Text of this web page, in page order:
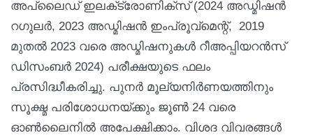
അപ്ലൈഡ് ഇലക്‌ട്രോണിക്‌സ് (2024 അഡ്മിഷന്‍
റഗുലര്‍, 2023 അഡ്മിഷന്‍ ഇംപ്രൂവ്‌മെന്റ്, 2019
മുതല്‍ 2023 വരെ അഡ്മിഷനുകള്‍ റീഅപ്പിയറന്‍സ്
ഡിസംബര്‍ 2024) പരീക്ഷയുടെ ഫലം
പ്രസിദ്ധീകരിച്ചു. പുനര്‍ മൂല്യനിര്‍ണയത്തിനും
സൂക്ഷ്മ പരിശോധനയ്ക്കും ജൂണ്‍ 24 വരെ
ഓണ്‍ലൈനില്‍ അപേക്ഷിക്കാം. വിശദ വിവരങ്ങള്‍